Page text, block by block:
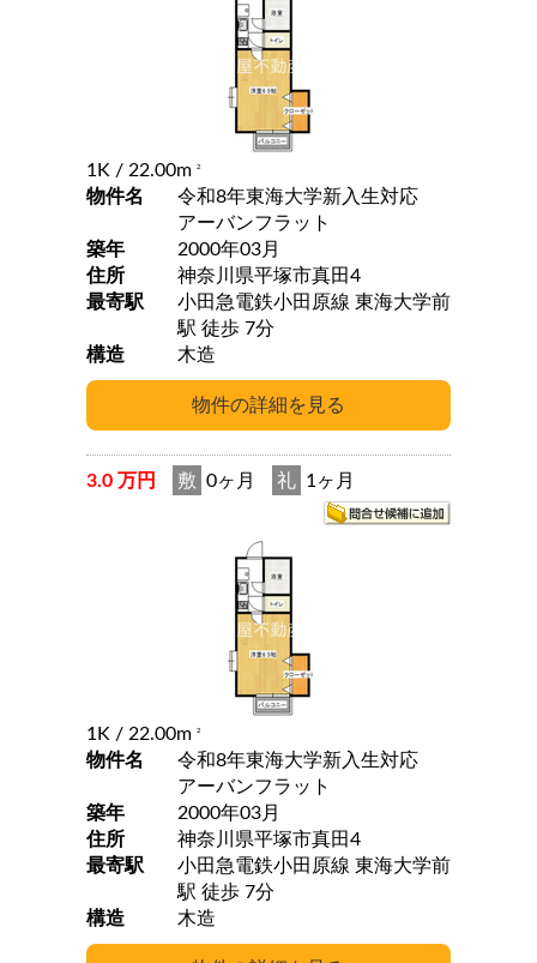
1K / 22.00m 2
物件名
令和8年東海大学新入生対応
アーバンフラット
築年
2000年03月
住所
神奈川県平塚市真田4
最寄駅
小田急電鉄小田原線 東海大学前
駅 徒歩 7分
構造
木造
3.0 万円 敷 0ヶ月 礼 1ヶ月
1K / 22.00m 2
物件名
令和8年東海大学新入生対応
アーバンフラット
築年
2000年03月
住所
神奈川県平塚市真田4
最寄駅
小田急電鉄小田原線 東海大学前
駅 徒歩 7分
構造
木造